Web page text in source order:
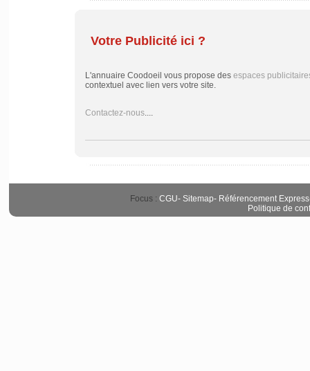
Votre Publicité ici ?
L'annuaire Coodoeil vous propose des espaces
contextuel avec lien vers votre site.
Contactez-nous....
Focus : CGU- Sitemap- Référencement Express
Politique de